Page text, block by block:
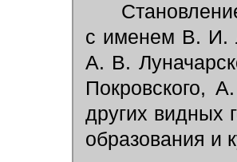
с именем В. И.
А. В.
Покровского,
других видных
образования и